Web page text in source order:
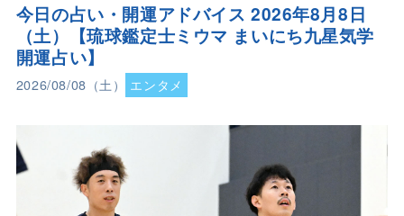
今日の占い・開運アドバイス 2026年8月8日
（土）【琉球鑑定士ミウマ まいにち九星気学
開運占い】
2026/08/08（土） エンタメ